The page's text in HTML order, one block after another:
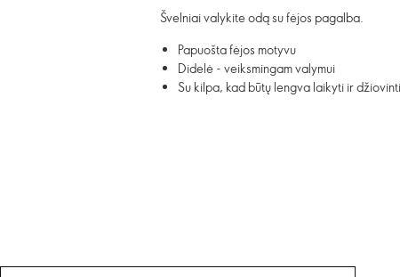
Švelniai valykite odą su fėjos pagalba.
Papuošta fėjos motyvu
Didelė - veiksmingam valymui
Su kilpa, kad būtų lengva laikyti ir džiovinti